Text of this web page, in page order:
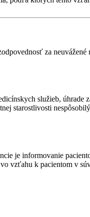
za
služieb, úhrade
starostlivosti
je informovanie
vzťahu k pacientom v